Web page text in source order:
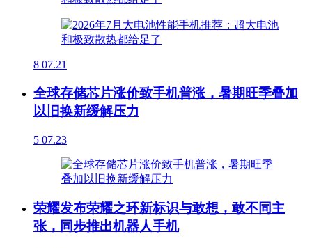
8 07.21
全球存储芯片涨价致手机普涨，暑期旺季叠加
以旧换新缓解压力
5 07.23
荣耀发布荣耀之环新标识与敢想，敢不同主
张，同步推出机器人手机